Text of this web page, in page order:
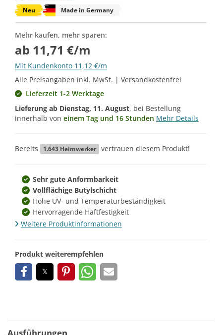
Neu
Made in Germany
Mehr kaufen, mehr sparen:
ab 11,71 €/m
Mit Kundenkonto 11,12 €/m
Alle Preisangaben inkl. MwSt. | Versandkostenfrei
Lieferzeit 1-2 Werktage
Lieferung ab Dienstag, 11. August, bei Bestellung
innerhalb von einem Tag und 16 Stunden Mehr Details
Bereits 1.643 Heimwerker vertrauen diesem Produkt!
Sehr gute Anformbarkeit
Vollflächige Butylschicht
Hohe UV- und Temperaturbeständigkeit
Hervorragende Haftfestigkeit
Weitere Produktinformationen
Produkt weiterempfehlen
Ausführungen